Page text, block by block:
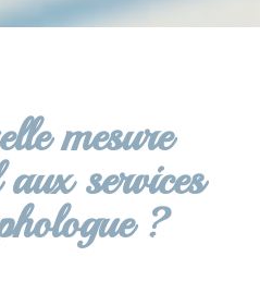
mesure
services
?